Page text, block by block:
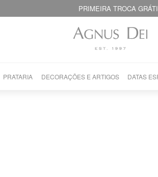
PRIMEIRA TROCA GRÁTIS!
PRATARIA DECORAÇÕES E ARTIGOS DATAS